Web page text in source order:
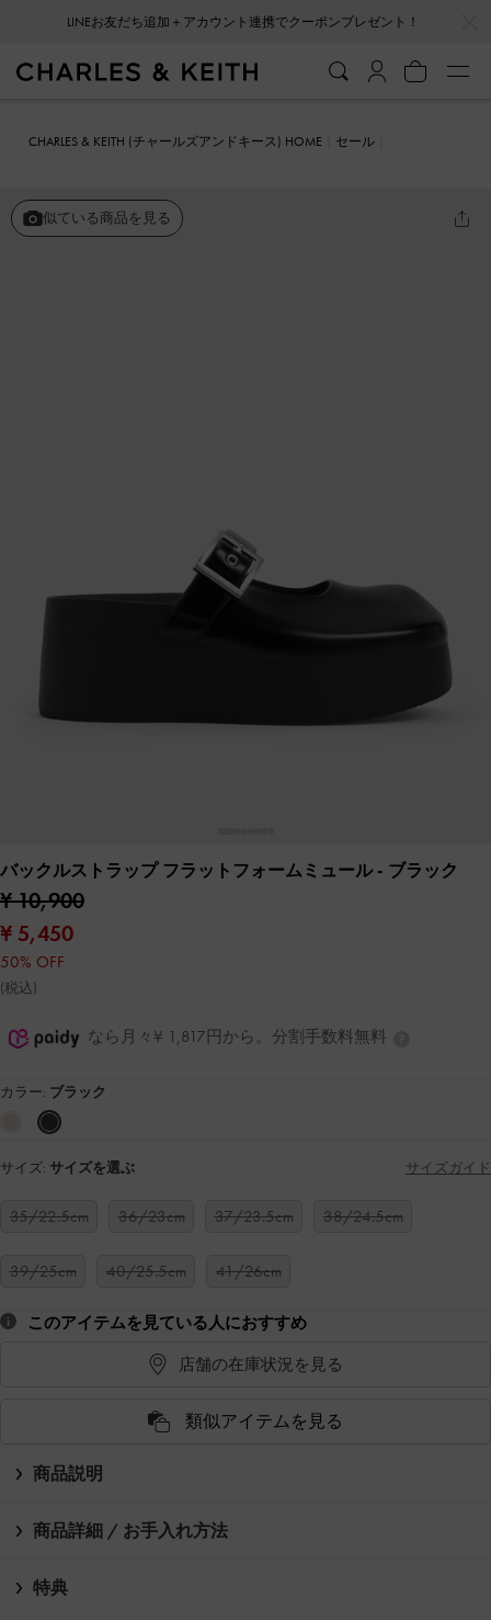
LINEお友だち追加＋アカウント連携でクーポンプレゼント！
CHARLES & KEITH (チャールズアンドキース) HOME
セール
似ている商品を見る
バックルストラップ フラットフォームミュール- ブラック
¥ 10,900
¥ 5,450
50% OFF
(税込)
なら月々¥ 1,817円から。分割手数料無料
カラー: ブラック
サイズ: サイズを選ぶ サイズガイド
35/22.5cm 36/23cm 37/23.5cm 38/24.5cm
39/25cm 40/25.5cm 41/26cm
このアイテムを見ている人におすすめ
店舗の在庫状況を見る
類似アイテムを見る
商品説明
商品詳細 / お手入れ方法
特典